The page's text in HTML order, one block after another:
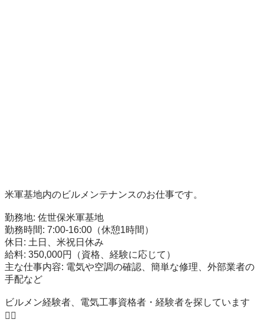
米軍基地内のビルメンテナンスのお仕事です。
勤務地: 佐世保米軍基地
勤務時間: 7:00-16:00（休憩1時間）
休日: 土日、米祝日休み
給料: 350,000円（資格、経験に応じて）
主な仕事内容: 電気や空調の確認、簡単な修理、外部業者の
手配など
ビルメン経験者、電気工事資格者・経験者を探しています
🙇‍♂️